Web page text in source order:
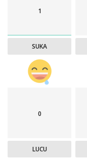
1
SUKA
0
LUCU